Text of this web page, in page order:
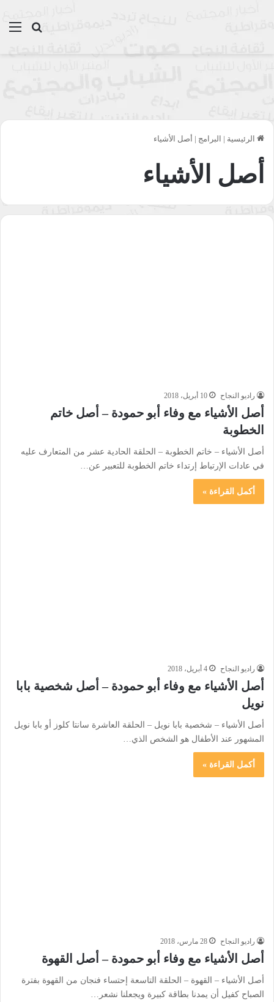
بحث
الرئيسية | البرامج | أصل الأشياء
أصل الأشياء
راديو النجاح 10 أبريل، 2018
أصل الأشياء مع وفاء أبو حمودة – أصل خاتم
الخطوبة
أصل الأشياء – خاتم الخطوبة – الحلقة الحادية عشر من المتعارف عليه
في عادات الإرتباط إرتداء خاتم الخطوبة للتعبير عن…
أكمل القراءة »
راديو النجاح 4 أبريل، 2018
أصل الأشياء مع وفاء أبو حمودة – أصل شخصية بابا
نويل
أصل الأشياء – شخصية بابا نويل – الحلقة العاشرة سانتا كلوز أو بابا نويل
المشهور عند الأطفال هو الشخص الذي…
أكمل القراءة »
راديو النجاح 28 مارس، 2018
أصل الأشياء مع وفاء أبو حمودة – أصل القهوة
أصل الأشياء – القهوة – الحلقة التاسعة إحتساء فنجان من القهوة بفترة
الصباح كفيل أن يمدنا بطاقة كبيرة ويجعلنا نشعر…